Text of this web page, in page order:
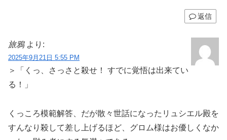
返信
旅鴉 より:
2025年9月21日 5:55 PM
＞「くっ、さっさと殺せ！ すでに覚悟は出来てい
る！」
くっころ模範解答、だが散々世話になったリュシエル殿を
すんなり殺して差し上げるほど、グロム様はお優しくなか